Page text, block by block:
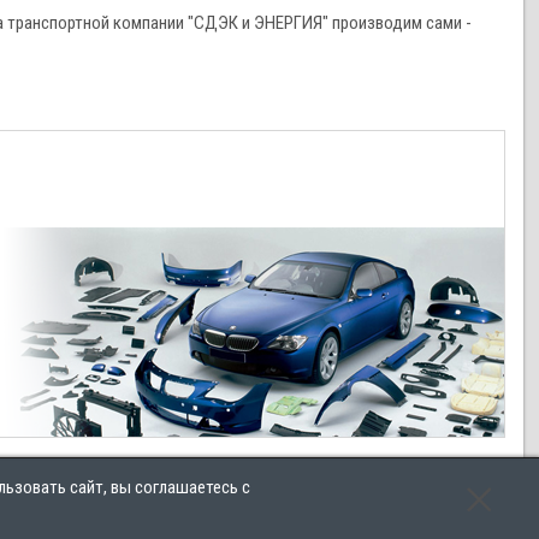
сайт, вы соглашаетесь с
компании "СДЭК и ЭНЕРГИЯ" производим сами -